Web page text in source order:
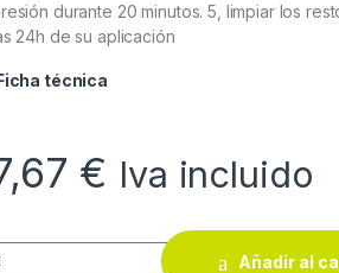
durante 20 minutos. 5, limpiar los
24h de su aplicación
técnica
€ Iva incluido
blanca profesional todo tipo de
Añadir al